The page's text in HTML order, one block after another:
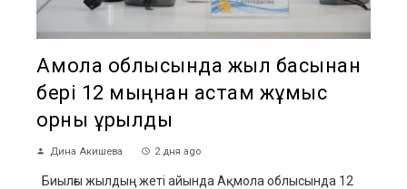
Ақмола облысында жыл басынан
бері 12 мыңнан астам жұмыс
орны құрылды
Дина Акишева 2 дня ago
Биылғы жылдың жеті айында Ақмола облысында 12